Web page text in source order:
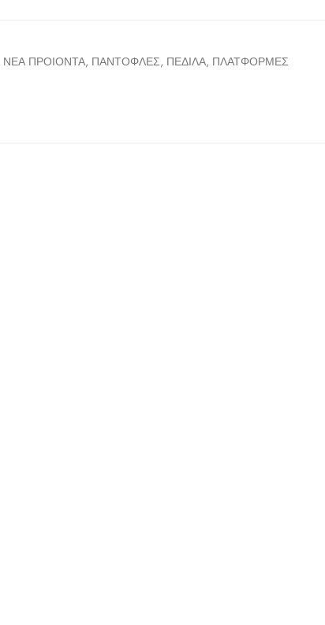
ΝΕΑ ΠΡΟΙΟΝΤΑ, ΠΑΝΤΟΦΛΕΣ, ΠΕΔΙΛΑ, ΠΛΑΤΦΟΡΜΕΣ